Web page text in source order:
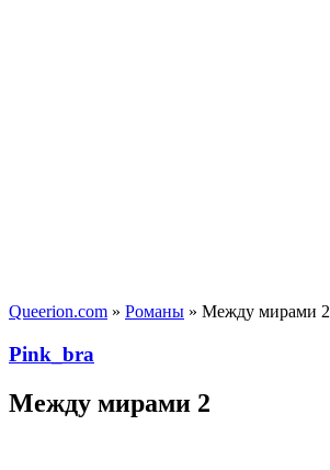
Queerion.com » Романы » Между мирами 2
Pink_bra
Между мирами 2